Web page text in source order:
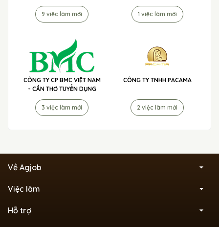
9 việc làm mới 1 việc làm mới
CÔNG TY CP BMC VIỆT NAM
- CẦN THƠ TUYỂN DỤNG
3 việc làm mới
CÔNG TY TNHH PACAMA
2 việc làm mới
Về Agjob
Việc làm
Hỗ trợ